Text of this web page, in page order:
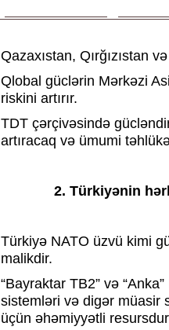
Qazaxıstan, Qırğızıstan
Qlobal güclərin Mərkəzi
riskini artırır.
TDT çərçivəsində
artıracaq və ümumi
2. Türkiyənin
Türkiyə NATO üzvü kimi
malikdir.
“Bayraktar TB2” və
sistemləri və digər müasir
üçün əhəmiyyətli